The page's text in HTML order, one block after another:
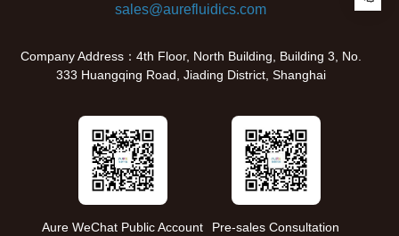
sales@aurefluidics.com
Company Address：4th Floor, North Building, Building 3, No.
333 Huangqing Road, Jiading District, Shanghai
Aure WeChat Public Account Pre-sales Consultation